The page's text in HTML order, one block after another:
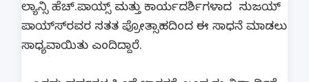
ಲ್ಯಾನ್ಸಿ ಹೆಚ್.ಪಾಯ್ಸ್ ಮತ್ತು ಕಾರ್ಯದರ್ಶಿಗಳಾದ ಸುಜಯ್
ಪಾಯ್ಸ್‍ರವರ ಸತತ ಪ್ರೋತ್ಸಾಹದಿಂದ ಈ ಸಾಧನೆ ಮಾಡಲು
ಸಾಧ್ಯವಾಯಿತು ಎಂದಿದ್ದಾರೆ.